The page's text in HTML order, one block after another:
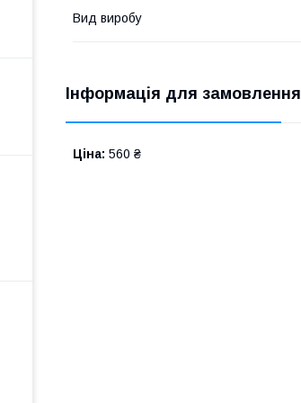
Вид виробу
Інформація для замовлення
Ціна: 560 ₴